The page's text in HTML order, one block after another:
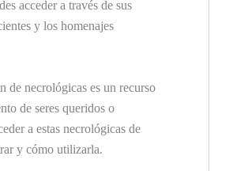
acceder a través de sus
y los homenajes
de necrológicas es un recurso
de seres queridos o
a estas necrológicas de
y cómo utilizarla.